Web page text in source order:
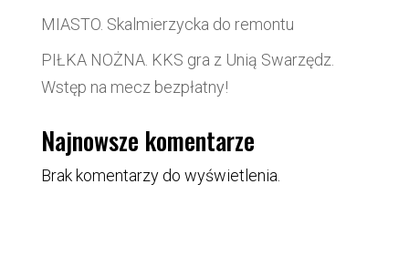
MIASTO. Skalmierzycka do remontu
PIŁKA NOŻNA. KKS gra z Unią Swarzędz.
Wstęp na mecz bezpłatny!
Najnowsze komentarze
Brak komentarzy do wyświetlenia.